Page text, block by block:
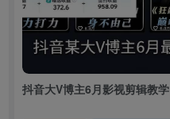
抖音大V博主6月影视剪辑教学